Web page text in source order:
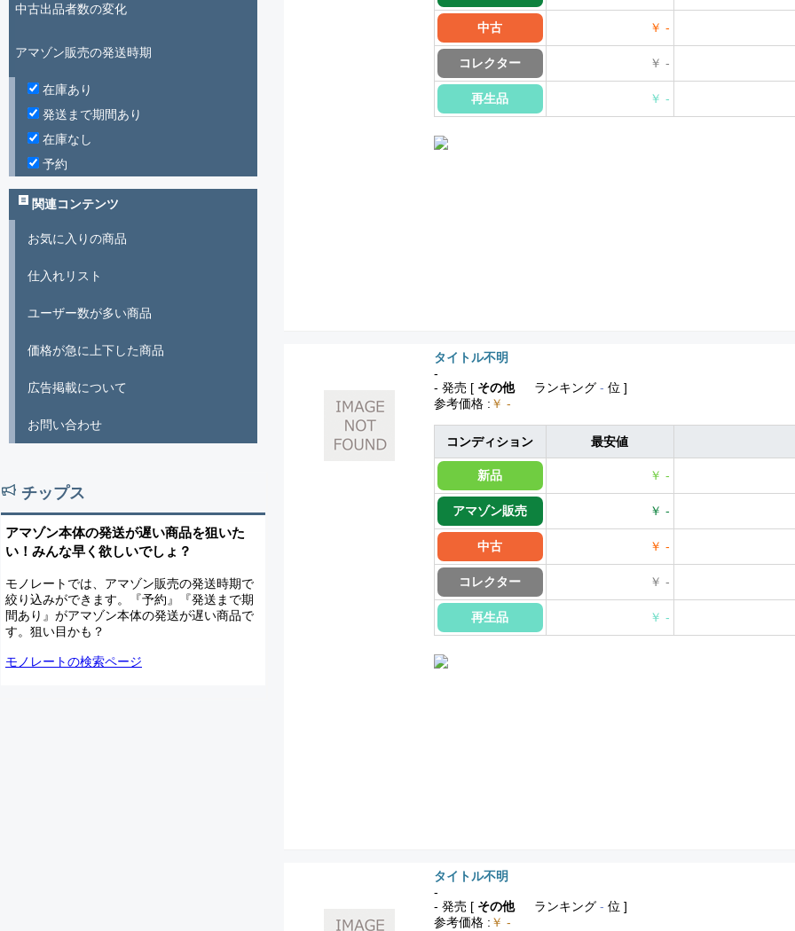
中古 ￥ -
コレクター ￥ -
再生品 ￥ -
タイトル不明
-
- 発売 [ その他 ランキング - 位 ]
参考価格 : ￥ -
コンディション 最安値
新品 ￥ -
アマゾン販売 ￥ -
中古 ￥ -
コレクター ￥ -
再生品 ￥ -
タイトル不明
-
- 発売 [ その他 ランキング - 位 ]
参考価格 : ￥ -
中古出品者数の変化
アマゾン販売の発送時期
在庫あり
発送まで期間あり
在庫なし
予約
関連コンテンツ
お気に入りの商品
仕入れリスト
ユーザー数が多い商品
価格が急に上下した商品
広告掲載について
お問い合わせ
チップス
アマゾン本体の発送が遅い商品を狙いた
い！みんな早く欲しいでしょ？
モノレートでは、アマゾン販売の発送時期で
絞り込みができます。『予約』『発送まで期
間あり』がアマゾン本体の発送が遅い商品で
す。狙い目かも？
モノレートの検索ページ